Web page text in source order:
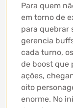
Para quem
em torno de
para quebrar
gerencia
cada turno,
de boost que
ações,
oito
enorme. No